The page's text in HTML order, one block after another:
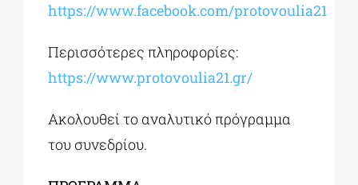
https://www.facebook.com/protovoulia21
Περισσότερες πληροφορίες:
https://www.protovoulia21.gr/
Ακολουθεί το αναλυτικό πρόγραμμα
του συνεδρίου.